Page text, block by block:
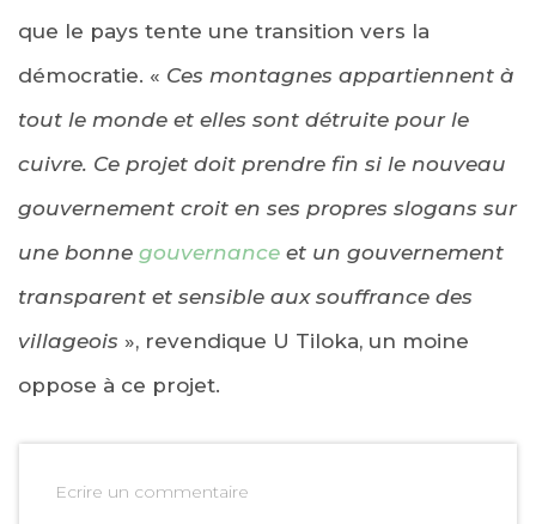
que le pays tente une transition vers la
démocratie. « Ces montagnes appartiennent à
tout le monde et elles sont détruite pour le
cuivre. Ce projet doit prendre fin si le nouveau
gouvernement croit en ses propres slogans sur
une bonne gouvernance et un gouvernement
transparent et sensible aux souffrance des
villageois », revendique U Tiloka, un moine
oppose à ce projet.
Ecrire un commentaire